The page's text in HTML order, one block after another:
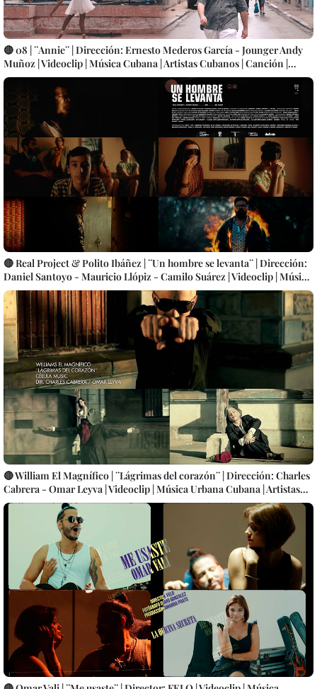
🔴 08 | ¨Annie¨ | Dirección: Ernesto Mederos García - Jounger Andy
Muñoz | Videoclip | Música Cubana | Artistas Cubanos | Canción |
CUBA
🔴 Real Project & Polito Ibáñez | ¨Un hombre se levanta¨ | Dirección:
Daniel Santoyo - Mauricio Llópiz - Camilo Suárez | Videoclip | Música
Cubana | Artistas Cubanos | Canción | CUBA
🔴 William El Magnífico | ¨Lágrimas del corazón¨ | Dirección: Charles
Cabrera - Omar Leyva | Videoclip | Música Urbana Cubana | Artistas
Cubanos | Canción | CUBA